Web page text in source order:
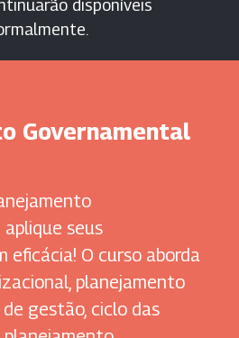
disponíveis
Governamental
seus
eficácia! O curso aborda
planejamento
gestão, ciclo das